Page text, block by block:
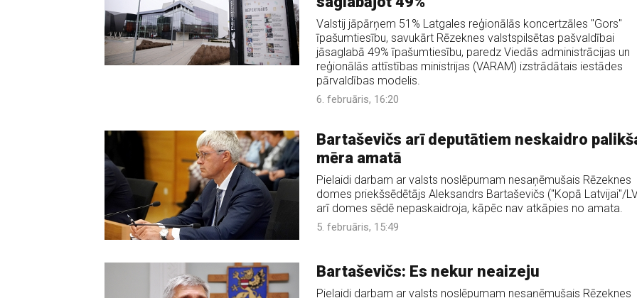
Valstij jāpārņem 51% Latgales reģionālās koncertzāles "Gors"
īpašumtiesību, savukārt Rēzeknes valstspilsētas pašvaldībai
jāsaglabā 49% īpašumtiesību, paredz Viedās administrācijas un
reģionālās attīstības ministrijas (VARAM) izstrādātais iestādes
pārvaldības modelis.
6. februāris, 16:20
Bartaševičs arī deputātiem neskaidro
mēra amatā
Pielaidi darbam ar valsts noslēpumam nesaņēmušais Rēzeknes
domes priekšsēdētājs Aleksandrs Bartaševičs ("Kopā Latvijai"/
arī domes sēdē nepaskaidroja, kāpēc nav atkāpies no amata.
5. februāris, 15:49
Bartaševičs: Es nekur neaizeju
Pielaidi darbam ar valsts noslēpumam nesaņēmušais Rēzeknes